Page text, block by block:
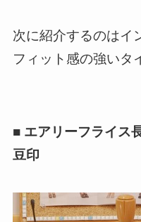
次に紹介するのはイ
フィット感の強いタ
■ エアリーフライス
豆印